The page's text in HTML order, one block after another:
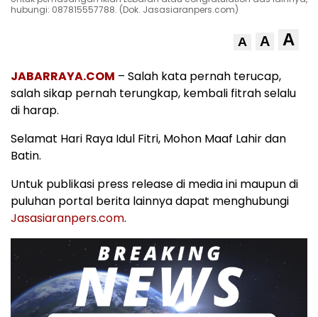
hubungi: 087815557788. (Dok. Jasasiaranpers.com)
A A A
JABARRAYA.COM – Salah kata pernah terucap,
salah sikap pernah terungkap, kembali fitrah selalu
di harap.
Selamat Hari Raya Idul Fitri, Mohon Maaf Lahir dan
Batin.
Untuk publikasi press release di media ini maupun di
puluhan portal berita lainnya dapat menghubungi
Jasasiaranpers.com.